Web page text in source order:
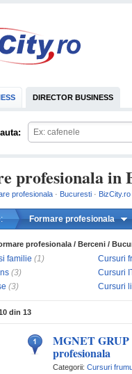
DIRECTOR BUSINESS
profesionala in
profesionala · Bucuresti · BizCity.ro
Formare profesionala
profesionala / Berceni /
familie (1)
(3)
(3)
Cursuri
Cursuri
Cursuri
din 13
MGNET GRUP
profesionala
Categorii: Cursuri